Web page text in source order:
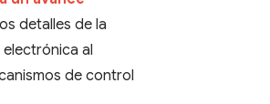
detalles de la
al
de control